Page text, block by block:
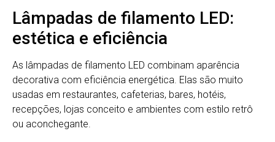
Lâmpadas de filamento LED:
estética e eficiência
As lâmpadas de filamento LED combinam aparência
decorativa com eficiência energética. Elas são muito
usadas em restaurantes, cafeterias, bares, hotéis,
recepções, lojas conceito e ambientes com estilo retrô
ou aconchegante.